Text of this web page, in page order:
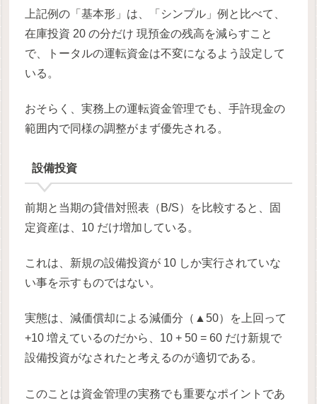
上記例の「基本形」は、「シンプル」例と比べて、
在庫投資 20 の分だけ 現預金の残高を減らすこと
で、トータルの運転資金は不変になるよう設定して
いる。
おそらく、実務上の運転資金管理でも、手許現金の
範囲内で同様の調整がまず優先される。
設備投資
前期と当期の貸借対照表（B/S）を比較すると、固
定資産は、10 だけ増加している。
これは、新規の設備投資が 10 しか実行されていな
い事を示すものではない。
実態は、減価償却による減価分（▲50）を上回って
+10 増えているのだから、10 + 50 = 60 だけ新規で
設備投資がなされたと考えるのが適切である。
このことは資金管理の実務でも重要なポイントであ